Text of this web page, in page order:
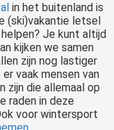
in het buitenland is
(ski)vakantie letsel
Je kunt altijd
kijken we samen
zijn nog lastiger
vaak mensen van
zijn die allemaal op
raden in deze
voor wintersport